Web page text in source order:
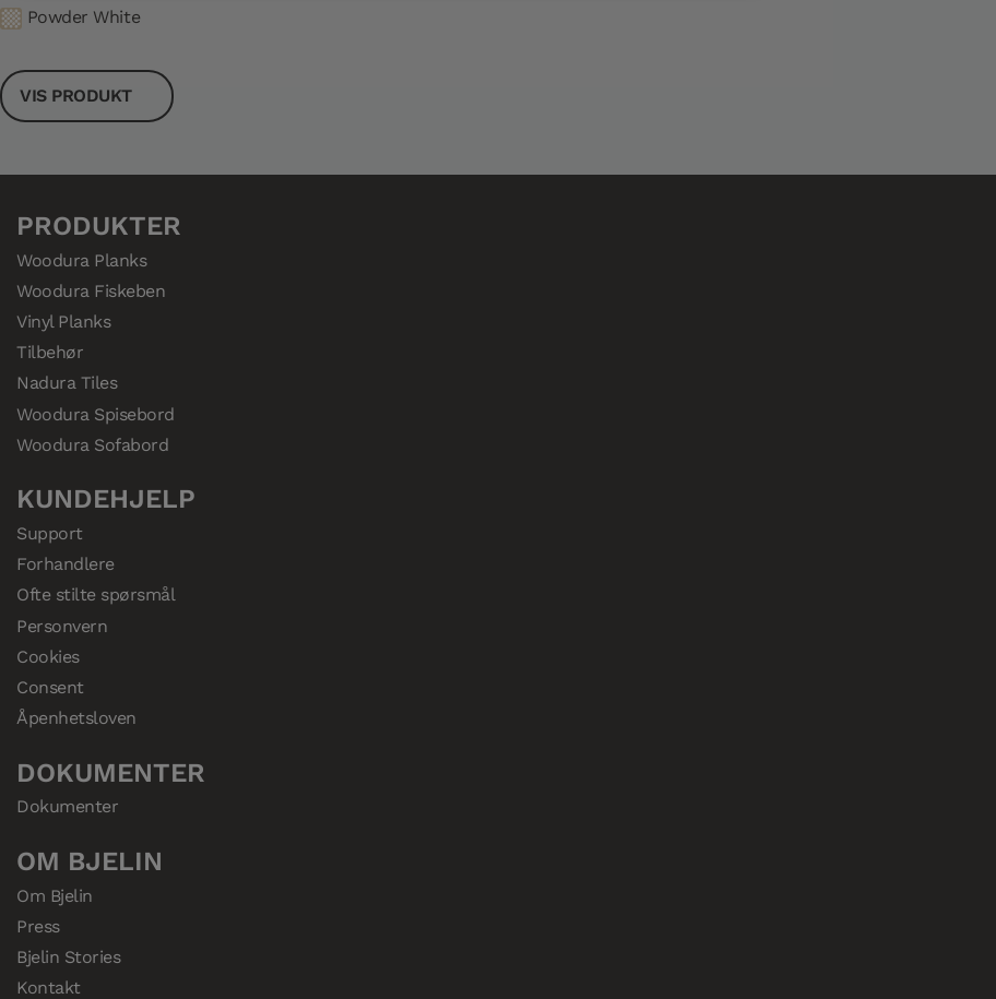
Powder White
VIS PRODUKT
PRODUKTER
Woodura Planks
Woodura Fiskeben
Vinyl Planks
Tilbehør
Nadura Tiles
Woodura Spisebord
Woodura Sofabord
KUNDEHJELP
Support
Forhandlere
Ofte stilte spørsmål
Personvern
Cookies
Consent
Åpenhetsloven
DOKUMENTER
Dokumenter
OM BJELIN
Om Bjelin
Press
Bjelin Stories
Kontakt